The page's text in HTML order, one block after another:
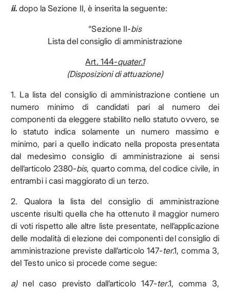
ii. dopo la Sezione II, è inserita la seguente:
“Sezione II-bis
Lista del consiglio di amministrazione
Art. 144-quater.1
(Disposizioni di attuazione)
1. La lista del consiglio di amministrazione contiene un
numero minimo di candidati pari al numero dei
componenti da eleggere stabilito nello statuto ovvero, se
lo statuto indica solamente un numero massimo e
minimo, pari a quello indicato nella proposta presentata
dal medesimo consiglio di amministrazione ai sensi
dell’articolo 2380-bis, quarto comma, del codice civile, in
entrambi i casi maggiorato di un terzo.
2. Qualora la lista del consiglio di amministrazione
uscente risulti quella che ha ottenuto il maggior numero
di voti rispetto alle altre liste presentate, nell’applicazione
delle modalità di elezione dei componenti del consiglio di
amministrazione previste dall’articolo 147-ter.1, comma 3,
del Testo unico si procede come segue:
a)nel caso previsto dall’articolo 147-ter.1, comma 3,